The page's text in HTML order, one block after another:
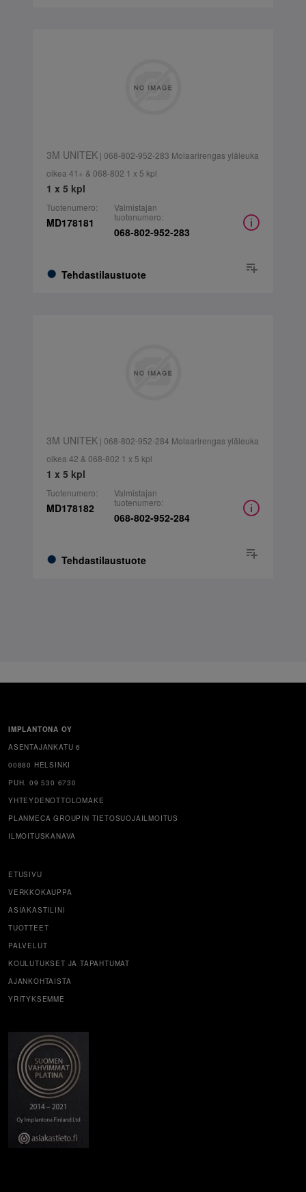
3M UNITEK| 068-802-952-283 Molaarirengas yläleuka
oikea 41+ & 068-802 1 x 5 kpl
1 x 5 kpl
Tuotenumero:
MD178181
Tehdastilaustuote
Valmistajan
tuotenumero:
068-802-952-283
3M UNITEK| 068-802-952-284 Molaarirengas yläleuka
oikea 42 & 068-802 1 x 5 kpl
1 x 5 kpl
Tuotenumero:
MD178182
Tehdastilaustuote
Valmistajan
tuotenumero:
068-802-952-284
IMPLANTONA OY
ASENTAJANKATU 6
00880 HELSINKI
PUH. 09 530 6730
YHTEYDENOTTOLOMAKE
PLANMECA GROUPIN TIETOSUOJAILMOITUS
ILMOITUSKANAVA
ETUSIVU
VERKKOKAUPPA
ASIAKASTILINI
TUOTTEET
PALVELUT
KOULUTUKSET JA TAPAHTUMAT
AJANKOHTAISTA
YRITYKSEMME